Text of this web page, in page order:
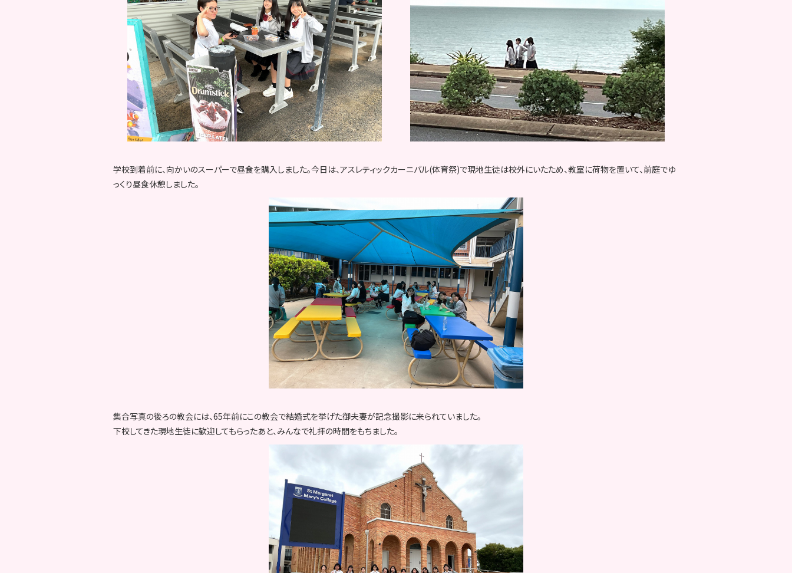
学校到着前に、向かいのスーパーで昼食を購入しました。今日は、アスレティックカーニバル(体育祭)で現地生徒は校外にいたため、教室に荷物を置いて、前庭でゆ
っくり昼食休憩しました。
集合写真の後ろの教会には、65年前にこの教会で結婚式を挙げた御夫妻が記念撮影に来られていました。
下校してきた現地生徒に歓迎してもらったあと、みんなで礼拝の時間をもちました。